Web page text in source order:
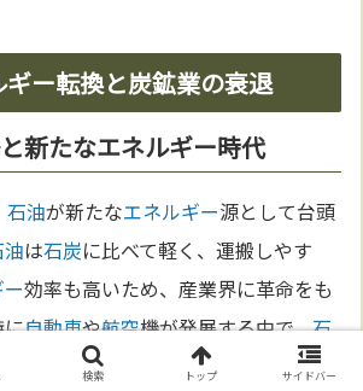
ー転換と炭鉱業の衰退
新たなエネルギー時代
石油が新たなエネルギー源として台頭
は石炭に比べて軽く、運搬しやす
ー効率も高いため、産業界に革命をも
自動車や航空機が発展する中で、石
して欠かせない となった。 石油の
検索 トップ サイドバー